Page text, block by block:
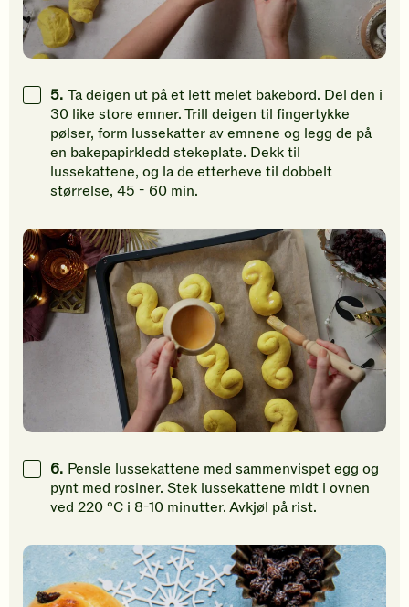
5. Ta deigen ut på et lett melet bakebord. Del den i
30 like store emner. Trill deigen til fingertykke
pølser, form lussekatter av emnene og legg de på
en bakepapirkledd stekeplate. Dekk til
lussekattene, og la de etterheve til dobbelt
størrelse, 45 - 60 min.
6. Pensle lussekattene med sammenvispet egg og
pynt med rosiner. Stek lussekattene midt i ovnen
ved 220 °C i 8-10 minutter. Avkjøl på rist.